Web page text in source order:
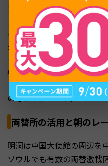
コーヒーやワッフル、パッ
メニューを揃える店が多く
者も少なくありません。観
をつかむのに最適な時間帯
朝のカフェ滞在中に、当日
り、両替所の今日のレート
のもおすすめです。
両替所の活用と朝のレ
明洞は中国大使館の周辺を
ソウルでも有数の両替激戦